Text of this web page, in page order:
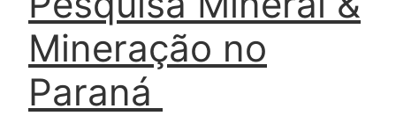
Mineração no
Paraná